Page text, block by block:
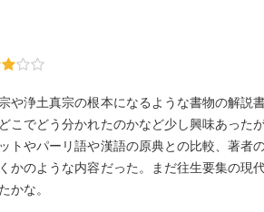
や浄土真宗の根本になるような書物の解説
こでどう分かれたのかなど少し興味あった
トやパーリ語や漢語の原典との比較、著者
かのような内容だった。まだ往生要集の現
かな。